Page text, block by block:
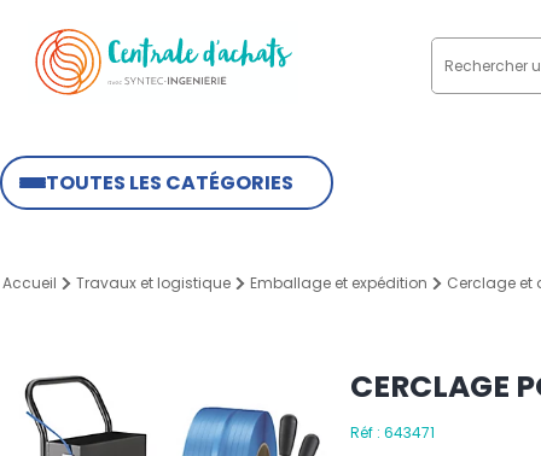
TOUTES LES CATÉGORIES
Accueil Travaux et logistique Emballage et expédition Cerclage et
CERCLAGE
Réf : 643471